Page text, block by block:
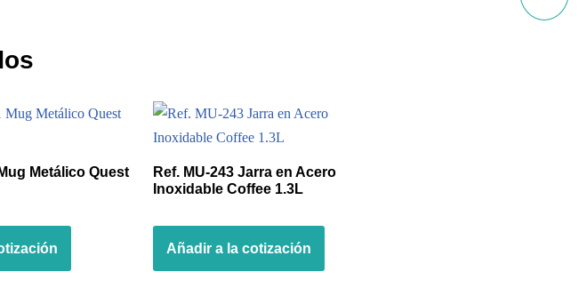
Metálico Quest
Ref. MU-243 Jarra en Acero
Inoxidable Coffee 1.3L
Añadir a la cotización